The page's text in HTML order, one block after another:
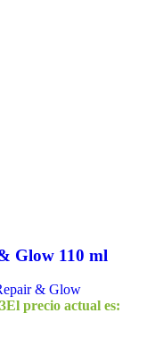
Glow 110 ml
& Glow
El precio actual es: